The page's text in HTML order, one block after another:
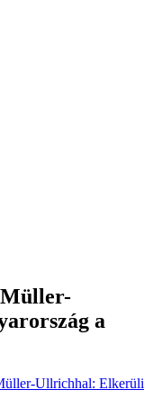
a
Ullrichhal: Elkerüli